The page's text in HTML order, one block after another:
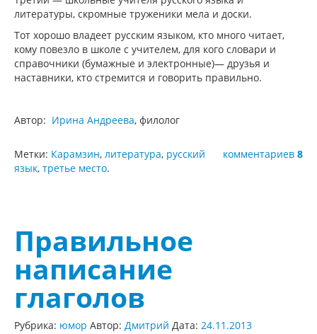
литературы, скромные труженики мела и доски.
Тот хорошо владеет русским языком, кто много читает,
кому повезло в школе с учителем, для кого словари и
справочники (бумажные и электронные)— друзья и
наставники, кто стремится и говорить правильно.
Автор: Ирина Андреева, филолог
комментариев 8
Метки: Карамзин, литература, русский
язык, третье место.
Правильное
написание
глаголов
Рубрика: юмор Автор: Дмитрий Дата: 24.11.2013